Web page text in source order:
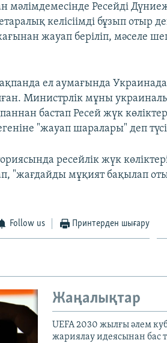
мәлімдемесінде Ресейді
келісіімді бұзып отыр
жауап беріліп, мәселе
ел аумағында
Министрлік мұны
бастап Ресей жүк
"жауап шаралары" деп
ресейлік жүк
"жағдайды мұқият бақылап
Follow us Принтерден шығару
Жаңалықтар
UEFA 2030 жылғы әлем
жариялау идеясынан бас